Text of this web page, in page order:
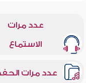
عدد مرات
الاستماع
عدد مرات